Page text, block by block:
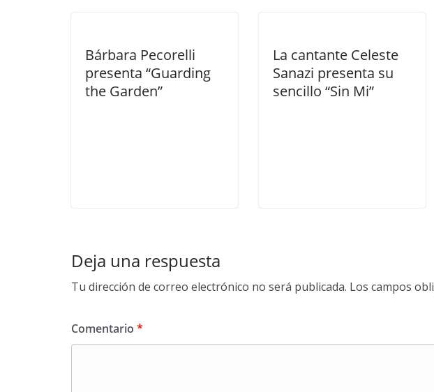
Bárbara Pecorelli
presenta “Guarding
the Garden”
La cantante Celeste
Sanazi presenta su
sencillo “Sin Mi”
Deja una respuesta
Tu dirección de correo electrónico no será publicada. Los campos
Comentario *